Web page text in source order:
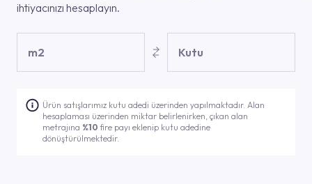
ihtiyacınızı hesaplayın.
m2 Kutu
Ürün satışlarımız kutu adedi üzerinden yapılmaktadır. Alan
hesaplaması üzerinden miktar belirlenirken, çıkan alan
metrajına %10fire payı eklenip kutu adedine
dönüştürülmektedir.